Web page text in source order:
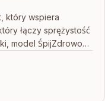
który wspiera
łączy sprężystość
model ŚpijZdrowo